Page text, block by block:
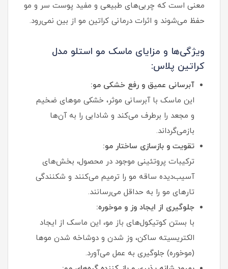
معنی است که چربی‌های طبیعی و مفید پوست سر و مو
حفظ می‌شوند و اثرات درمانی کراتین مو از بین نمی‌رود.
ویژگی‌ها و مزایای ماسک مو استلو مدل
کراتین پلاس:
آبرسانی عمیق و رفع خشکی مو:
این ماسک با آبرسانی موثر، خشکی موهای ضخیم
و مجعد را برطرف می‌کند و شادابی را به آن‌ها
بازمی‌گرداند.
تقویت و بازسازی ساختار مو:
ترکیبات پروتئینی موجود در محصول، بخش‌های
آسیب‌دیده ساقه مو را ترمیم می‌کنند و شکنندگی
تارهای مو را به حداقل می‌رسانند.
جلوگیری از ایجاد وز و موخوره:
با بستن کوتیکول‌های باز مو، این ماسک از ایجاد
الکتریسیته ساکن، وز شدن و دوشاخه شدن موها
(موخوره) جلوگیری به عمل می‌آورد.